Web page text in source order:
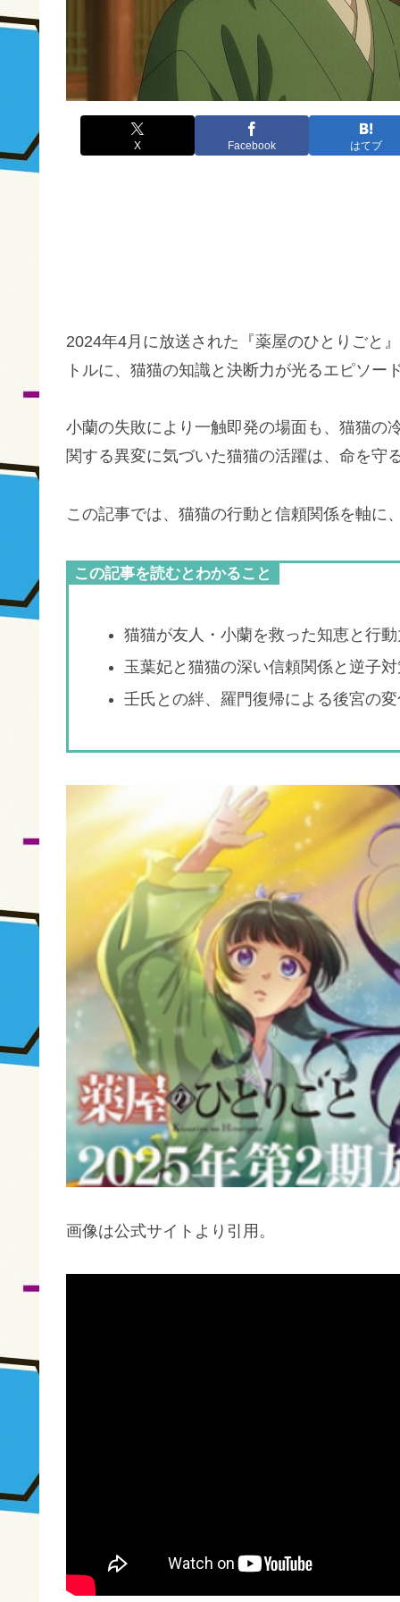
X Facebook はてブ
2024年4月に放送された『薬屋のひとりごと
トルに、猫猫の知識と決断力が光るエピソー
小蘭の失敗により一触即発の場面も、猫猫の
関する異変に気づいた猫猫の活躍は、命を守
この記事では、猫猫の行動と信頼関係を軸に
この記事を読むとわかること
猫猫が友人・小蘭を救った知恵と行
玉葉妃と猫猫の深い信頼関係と逆子
壬氏との絆、羅門復帰による後宮の
画像は公式サイトより引用。